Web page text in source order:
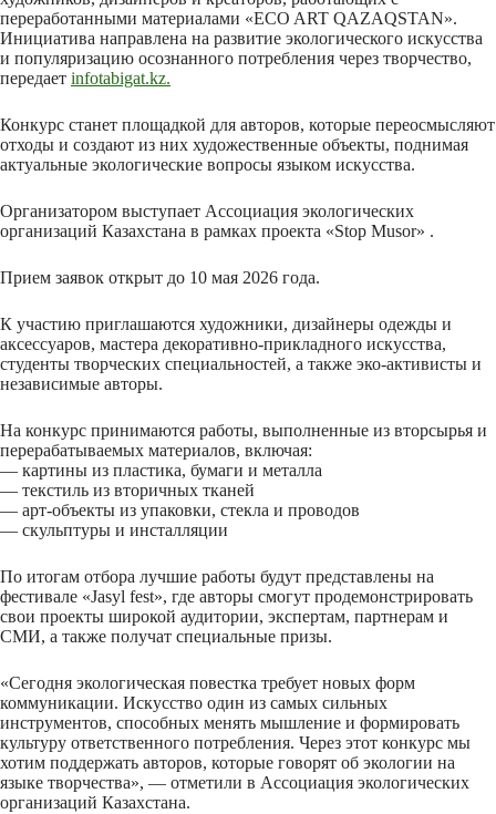
переработанными материалами «ECO ART QAZAQSTAN».
Инициатива направлена на развитие экологического искусства
и популяризацию осознанного потребления через творчество,
передает infotabigat.kz.
Конкурс станет площадкой для авторов, которые переосмысляют
отходы и создают из них художественные объекты, поднимая
актуальные экологические вопросы языком искусства.
Организатором выступает Ассоциация экологических
организаций Казахстана в рамках проекта «Stop Musor» .
Прием заявок открыт до 10 мая 2026 года.
К участию приглашаются художники, дизайнеры одежды и
аксессуаров, мастера декоративно-прикладного искусства,
студенты творческих специальностей, а также эко-активисты и
независимые авторы.
На конкурс принимаются работы, выполненные из вторсырья и
перерабатываемых материалов, включая:
— картины из пластика, бумаги и металла
— текстиль из вторичных тканей
— арт-объекты из упаковки, стекла и проводов
— скульптуры и инсталляции
По итогам отбора лучшие работы будут представлены на
фестивале «Jasyl fest», где авторы смогут продемонстрировать
свои проекты широкой аудитории, экспертам, партнерам и
СМИ, а также получат специальные призы.
«Сегодня экологическая повестка требует новых форм
коммуникации. Искусство один из самых сильных
инструментов, способных менять мышление и формировать
культуру ответственного потребления. Через этот конкурс мы
хотим поддержать авторов, которые говорят об экологии на
языке творчества», — отметили в Ассоциация экологических
организаций Казахстана.